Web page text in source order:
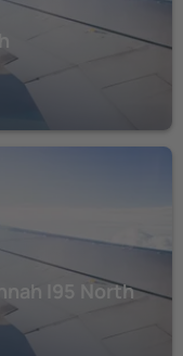
I95 North